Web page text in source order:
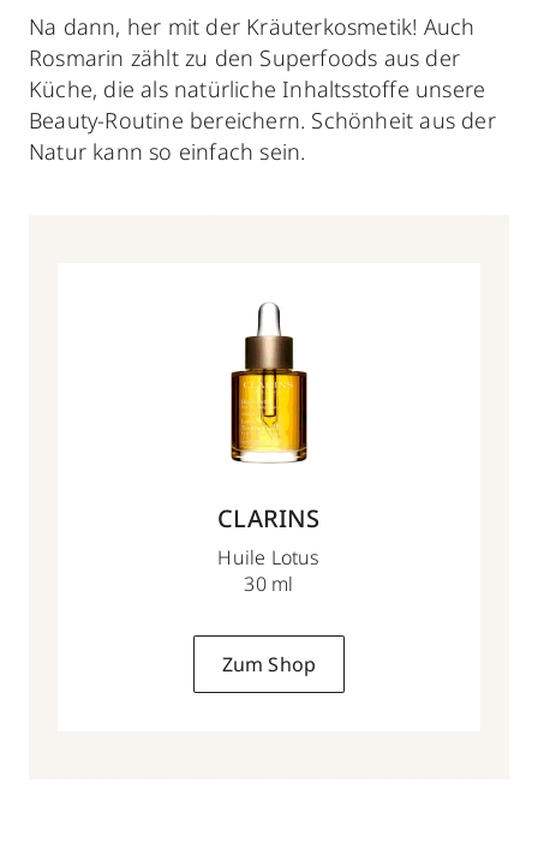
Na dann, her mit der Kräuterkosmetik! Auch
Rosmarin zählt zu den Superfoods aus der
Küche, die als natürliche Inhaltsstoffe unsere
Beauty-Routine bereichern. Schönheit aus der
Natur kann so einfach sein.
CLARINS
Huile Lotus
30 ml
Zum Shop